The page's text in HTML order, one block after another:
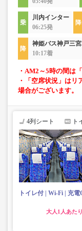
川内インター
06:25発
神姫バス神戸三
10:17着
・AM2～5時の間は
・「空席状況」は
場合がございます。
4列シート ト
トイレ付 Wi-Fi 充電
大人